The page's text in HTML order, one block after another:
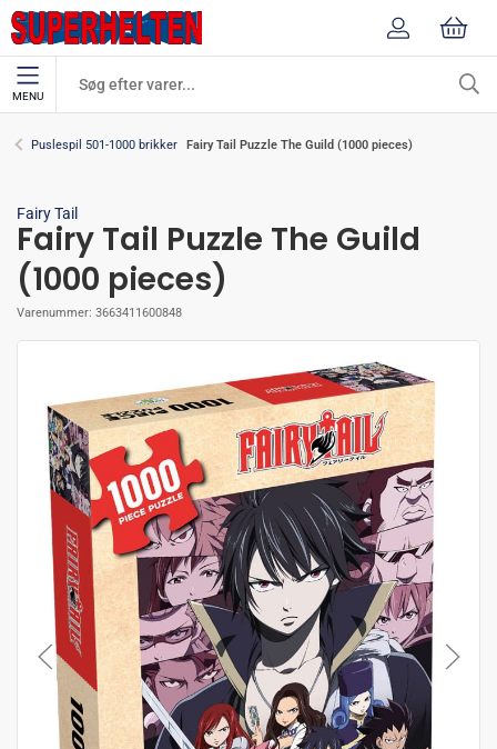
MENU
Puslespil 501-1000 brikker Fairy Tail Puzzle The Guild (1000 pieces)
Fairy Tail
Fairy Tail Puzzle The Guild
(1000 pieces)
Varenummer: 3663411600848